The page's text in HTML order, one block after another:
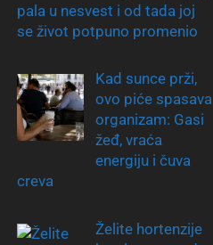
pala u nesvest i od tada joj
se život potpuno promenio
Kad sunce prži,
ovo piće spasava
organizam: Gasi
žeđ, vraća
energiju i čuva
creva
Želite hortenzije